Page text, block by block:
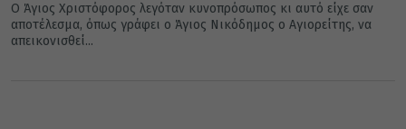
Ο Άγιος Χριστόφορος λεγόταν κυνοπρόσωπος κι αυτό είχε σαν
αποτέλεσμα, όπως γράφει ο Άγιος Νικόδημος ο Αγιορείτης, να
απεικονισθεί...